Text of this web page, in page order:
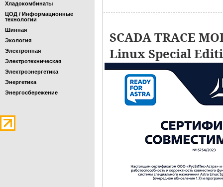
Хладокомбинаты
ЦОД / Информационные
технологии
Шинная
Экология
Электронная
Электротехническая
Электроэнергетика
Энергетика
Энергосбережение
SCADA TRACE
Linux Special